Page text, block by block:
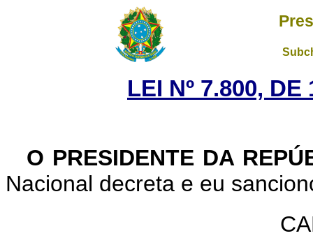
LEI Nº 7.800,
O PRESIDENTE DA
Nacional decreta e eu